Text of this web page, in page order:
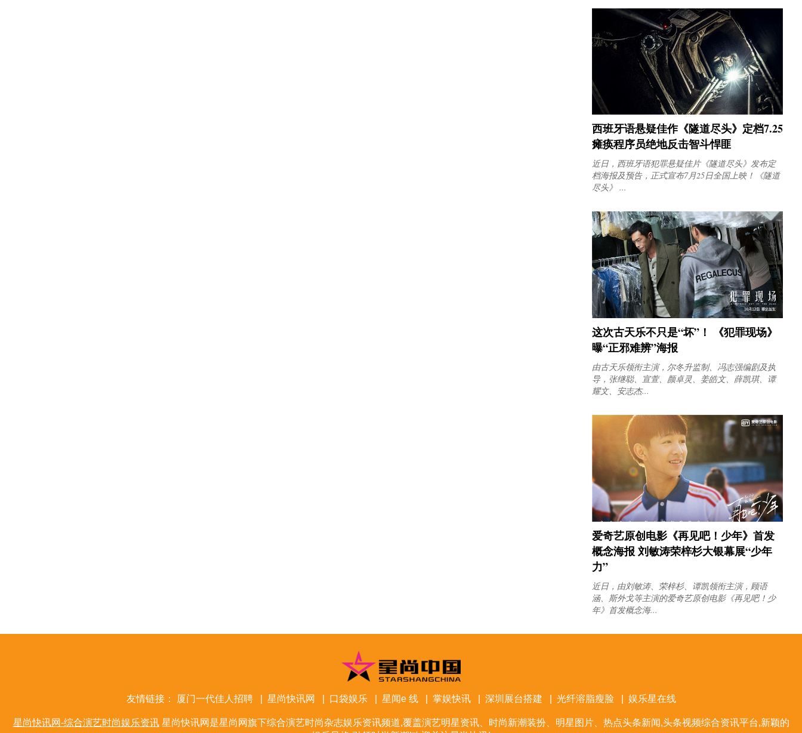
西班牙语悬疑佳作《隧道尽头》定档7.25
瘫痪程序员绝地反击智斗悍匪
近日，西班牙语犯罪悬疑佳片《隧道尽头》发布定
档海报及预告，正式宣布7月25日全国上映！《隧道
尽头》 ...
这次古天乐不只是“坏”！ 《犯罪现场》
曝“正邪难辨”海报
由古天乐领衔主演，尔冬升监制、冯志强编剧及执
导，张继聪、宣萱、颜卓灵、姜皓文、薛凯琪、谭
耀文、安志杰...
爱奇艺原创电影《再见吧！少年》首发
概念海报 刘敏涛荣梓杉大银幕展“少年
力”
近日，由刘敏涛、荣梓杉、谭凯领衔主演，顾语
涵、斯外戈等主演的爱奇艺原创电影《再见吧！少
年》首发概念海...
友情链接： 厦门一代佳人招聘| 星尚快讯网 口袋娱乐| 星闻e 线| 掌娱快讯| 深圳展台搭建 光纤溶脂瘦脸| 娱乐星在线
星尚快讯网-综合演艺时尚娱乐资讯星尚快讯网是星尚网旗下综合演艺时尚杂志娱乐资讯频道,覆盖演艺明星资讯、时尚新潮装扮、明星图片、热点头条新闻,头条视频综合资讯平台,新颖的